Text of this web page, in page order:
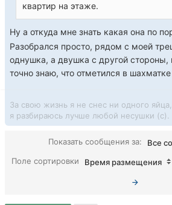
квартир на этаже.
Ну а откуда мне знать какая она по
Разобрался просто, рядом с моей
однушка, а двушка с другой стороны,
точно знаю, что отметился в
За свою жизнь я не снес ни одного
я разбираюсь лучше любой несушки (с).
Показать сообщения за:
Все
Поле сортировки
Время размещения